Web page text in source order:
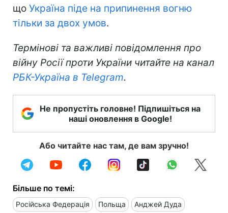
що Україна піде на припинення вогню
тільки за двох умов.
Термінові та важливі повідомлення про
війну Росії проти України читайте на канал
РБК-Україна в Telegram.
Не пропустіть головне! Підпишіться на
наші оновлення в Google!
Або читайте нас там, де вам зручно!
Більше по темі:
Російська Федерація Польща Анджей Дуда